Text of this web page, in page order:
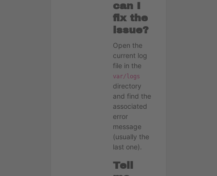
can I
fix the
issue?
Open the
current log
file in the
var/logs
directory
and find the
associated
error
message
(usually the
last one).
Tell